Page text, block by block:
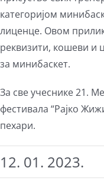
категоријом
лиценце. Овом
реквизити, кошеви и
за минибаскет.
За све учеснике 21.
фестивала “Рајко
пехари.
12. 01. 2023.